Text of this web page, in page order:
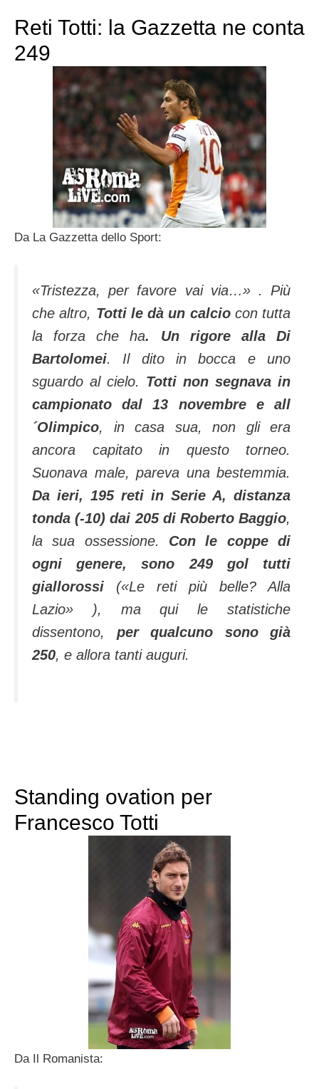
Reti Totti: la Gazzetta ne conta
249
Da La Gazzetta dello Sport:
«Tristezza, per favore vai via…». Più
che altro, Totti le dà un calciocon tutta
la forza che ha. Un rigore alla Di
Bartolomei. Il dito in bocca e uno
sguardo al cielo. Totti non segnava in
campionato dal 13 novembre e all
´Olimpico, in casa sua, non gli era
ancora capitato in questo torneo.
Suonava male, pareva una bestemmia.
Da ieri, 195 reti in Serie A, distanza
tonda (-10) dai 205 di Roberto Baggio,
la sua ossessione. Con le coppe di
ogni genere, sono 249 gol tutti
giallorossi («Le reti più belle? Alla
Lazio» ), ma qui le statistiche
dissentono, per qualcuno sono già
250, e allora tanti auguri.
Standing ovation per
Francesco Totti
Da Il Romanista: